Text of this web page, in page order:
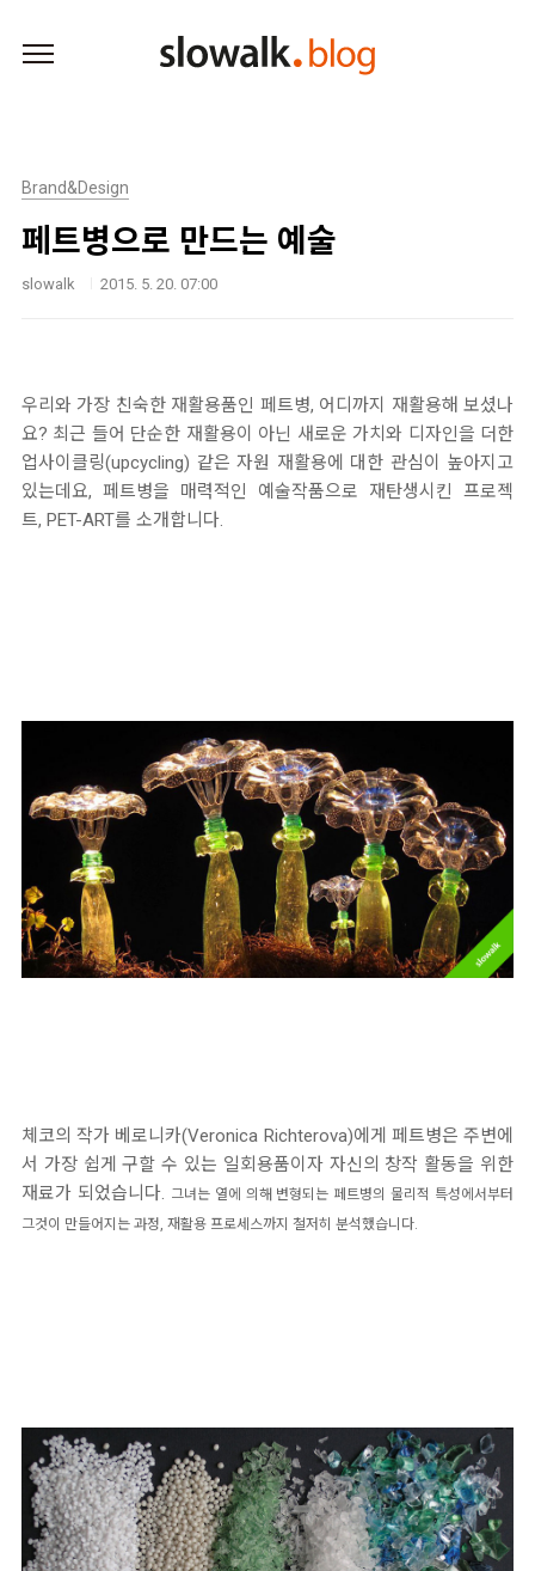
Brand&Design
페트병으로 만드는 예술
slowalk 2015. 5. 20. 07:00
우리와 가장 친숙한 재활용품인 페트병, 어디까지 재활용해 보셨나
요? 최근 들어 단순한 재활용이 아닌 새로운 가치와 디자인을 더한
업사이클링(upcycling) 같은 자원 재활용에 대한 관심이 높아지고
있는데요, 페트병을 매력적인 예술작품으로 재탄생시킨 프로젝
트, PET-ART를 소개합니다.
체코의 작가 베로니카(Veronica Richterova)에게 페트병은 주변에
서 가장 쉽게 구할 수 있는 일회용품이자 자신의 창작 활동을 위한
재료가 되었습니다. 그녀는 열에 의해 변형되는 페트병의 물리적 특성에서부터
그것이 만들어지는 과정, 재활용 프로세스까지 철저히 분석했습니다.